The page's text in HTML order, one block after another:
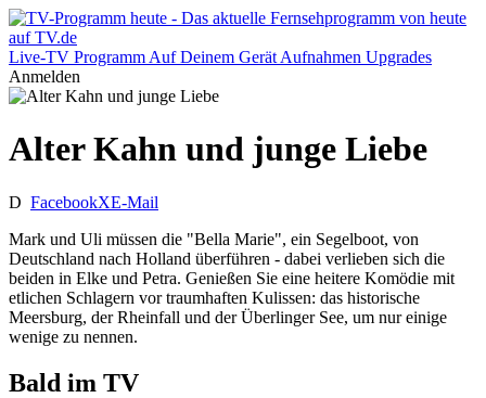
Live-TV Programm Auf Deinem Gerät Aufnahmen Upgrades
Anmelden
Alter Kahn und junge Liebe
D FacebookXE-Mail
Mark und Uli müssen die "Bella Marie", ein Segelboot, von
Deutschland nach Holland überführen - dabei verlieben sich die
beiden in Elke und Petra. Genießen Sie eine heitere Komödie mit
etlichen Schlagern vor traumhaften Kulissen: das historische
Meersburg, der Rheinfall und der Überlinger See, um nur einige
wenige zu nennen.
Bald im TV